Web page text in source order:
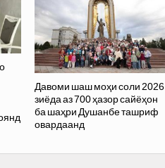
Давоми шаш моҳи соли 2026
зиёда аз 700 ҳазор сайёҳон
ба шаҳри Душанбе ташриф
овардаанд